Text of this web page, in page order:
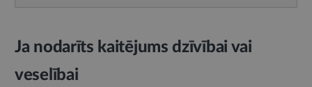
Ja nodarīts kaitējums dzīvībai vai
veselībai